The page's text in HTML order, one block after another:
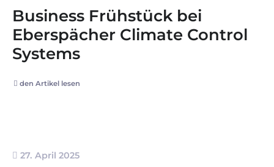
Business Frühstück bei
Eberspächer Climate Control
Systems
den Artikel lesen
27. April 2025